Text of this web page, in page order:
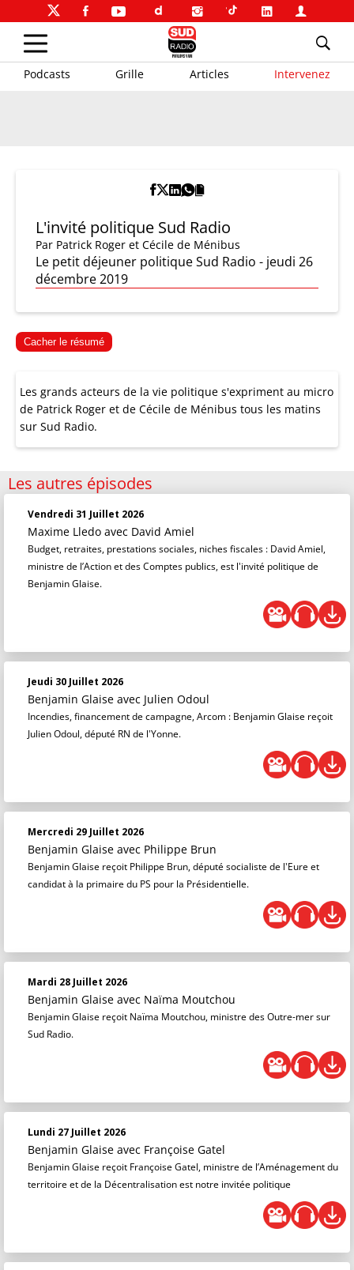
Podcasts Grille Articles Intervenez
L'invité politique Sud Radio
Par Patrick Roger et Cécile de Ménibus
Le petit déjeuner politique Sud Radio - jeudi 26
décembre 2019
Cacher le résumé
Les grands acteurs de la vie politique s'expriment au micro
de Patrick Roger et de Cécile de Ménibus tous les matins
sur Sud Radio.
Les autres épisodes
Vendredi 31 Juillet 2026
Maxime Lledo avec David Amiel
Budget, retraites, prestations sociales, niches fiscales : David Amiel,
ministre de l’Action et des Comptes publics, est l'invité politique de
Benjamin Glaise.
Jeudi 30 Juillet 2026
Benjamin Glaise avec Julien Odoul
Incendies, financement de campagne, Arcom : Benjamin Glaise reçoit
Julien Odoul, député RN de l'Yonne.
Mercredi 29 Juillet 2026
Benjamin Glaise avec Philippe Brun
Benjamin Glaise reçoit Philippe Brun, député socialiste de l'Eure et
candidat à la primaire du PS pour la Présidentielle.
Mardi 28 Juillet 2026
Benjamin Glaise avec Naïma Moutchou
Benjamin Glaise reçoit Naïma Moutchou, ministre des Outre-mer sur
Sud Radio.
Lundi 27 Juillet 2026
Benjamin Glaise avec Françoise Gatel
Benjamin Glaise reçoit Françoise Gatel, ministre de l’Aménagement du
territoire et de la Décentralisation est notre invitée politique